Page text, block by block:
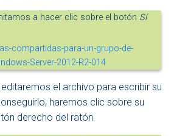
a hacer clic sobre el botón Sí
el archivo para escribir su
haremos clic sobre su
derecho del ratón.